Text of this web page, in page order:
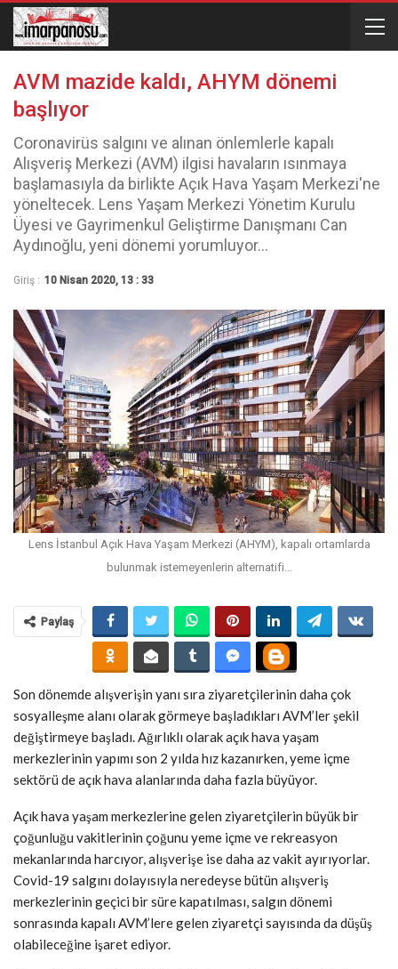
AVM mazide kaldı, AHYM dönemi
başlıyor
Coronavirüs salgını ve alınan önlemlerle kapalı
Alışveriş Merkezi (AVM) ilgisi havaların ısınmaya
başlamasıyla da birlikte Açık Hava Yaşam Merkezi'ne
yöneltecek. Lens Yaşam Merkezi Yönetim Kurulu
Üyesi ve Gayrimenkul Geliştirme Danışmanı Can
Aydınoğlu, yeni dönemi yorumluyor...
Giriş : 10 Nisan 2020, 13 : 33
Lens İstanbul Açık Hava Yaşam Merkezi (AHYM), kapalı ortamlarda
bulunmak istemeyenlerin alternatifi...
Paylaş
Son dönemde alışverişin yanı sıra ziyaretçilerinin daha çok
sosyalleşme alanı olarak görmeye başladıkları AVM’ler şekil
değiştirmeye başladı. Ağırlıklı olarak açık hava yaşam
merkezlerinin yapımı son 2 yılda hız kazanırken, yeme içme
sektörü de açık hava alanlarında daha fazla büyüyor.
Açık hava yaşam merkezlerine gelen ziyaretçilerin büyük bir
çoğunluğu vakitlerinin çoğunu yeme içme ve rekreasyon
mekanlarında harcıyor, alışverişe ise daha az vakit ayırıyorlar.
Covid-19 salgını dolayısıyla neredeyse bütün alışveriş
merkezlerinin geçici bir süre kapatılması, salgın dönemi
sonrasında kapalı AVM’lere gelen ziyaretçi sayısında da düşüş
olabileceğine işaret ediyor.